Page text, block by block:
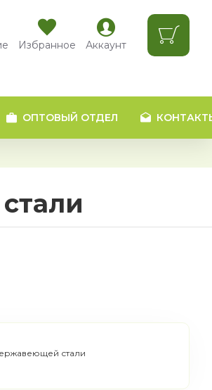
Избранное Аккаунт
ОПТОВЫЙ ОТДЕЛ
стали